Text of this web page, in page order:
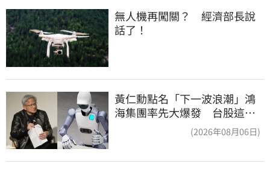
無人機再闖關？　經濟部長說
話了！
黃仁勳點名「下一波浪潮」鴻
海集團率先大爆發 台股這族
(2026年08月06日)